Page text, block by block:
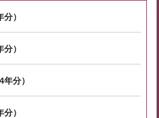
）
）
分）
）